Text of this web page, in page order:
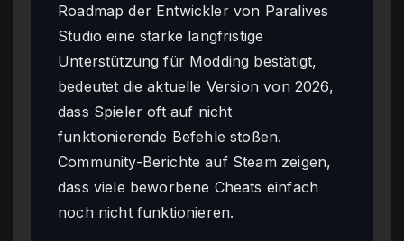
Roadmap der Entwickler von Paralives
Studio eine starke langfristige
Unterstützung für Modding bestätigt,
bedeutet die aktuelle Version von 2026,
dass Spieler oft auf nicht
funktionierende Befehle stoßen.
Community-Berichte auf Steam zeigen,
dass viele beworbene Cheats einfach
noch nicht funktionieren.